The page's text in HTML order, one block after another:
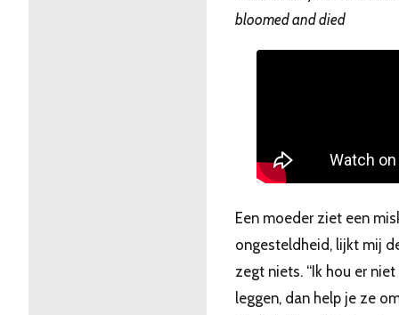
bloomed and died
Een moeder ziet een
ongesteldheid, lijkt mij
zegt niets. “Ik hou er
leggen, dan help je ze